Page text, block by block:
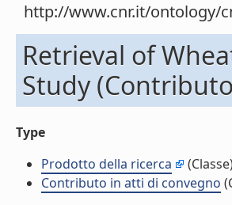
http://www.cnr.it/ontology/
Retrieval of
Study
Type
Prodotto della ricerca
Contributo in atti di convegno